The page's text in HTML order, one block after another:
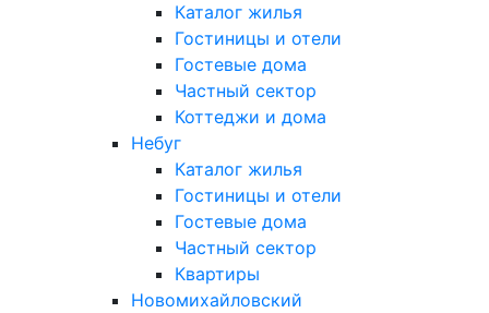
Каталог жилья
Гостиницы и отели
Гостевые дома
Частный сектор
Коттеджи и дома
Небуг
Каталог жилья
Гостиницы и отели
Гостевые дома
Частный сектор
Квартиры
Новомихайловский